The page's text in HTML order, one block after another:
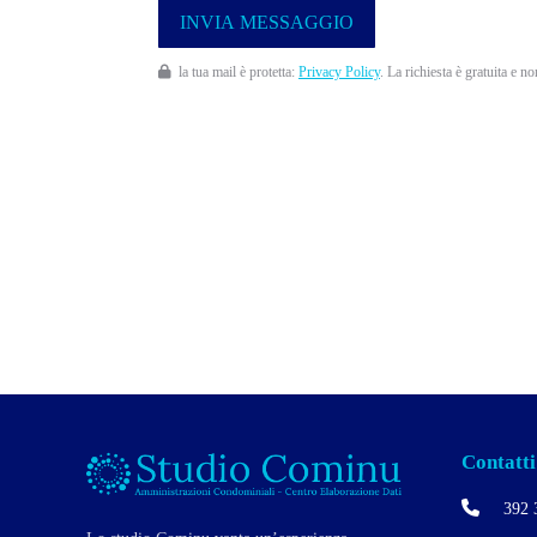
la tua mail è protetta: Privacy Policy. La richiesta è gratuita e
Contatti
392